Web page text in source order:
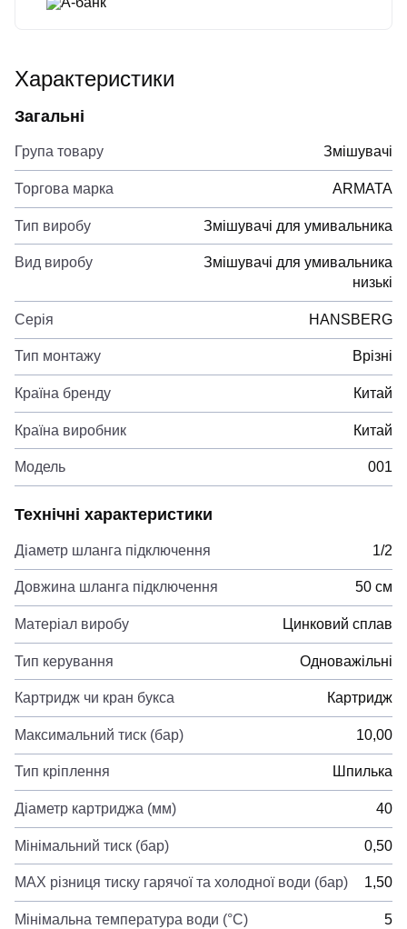
Характеристики
Загальні
Група товару Змішувачі
Торгова марка ARMATA
Тип виробу Змішувачі для умивальника
Вид виробу
Змішувачі для умивальника
низькі
Серія HANSBERG
Тип монтажу Врізні
Країна бренду Китай
Країна виробник Китай
Модель 001
Технічні характеристики
Діаметр шланга підключення 1/2
Довжина шланга підключення 50 см
Матеріал виробу Цинковий сплав
Тип керування Одноважільні
Картридж чи кран букса Картридж
Максимальний тиск (бар) 10,00
Тип кріплення Шпилька
Діаметр картриджа (мм) 40
Мінімальний тиск (бар) 0,50
MAX різниця тиску гарячої та холодної води (бар) 1,50
Мінімальна температура води (°C) 5